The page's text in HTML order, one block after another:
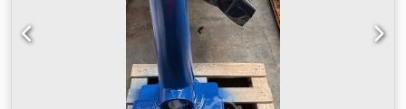
Komponenten:Hochpräzise Linearführungsschiene:
FZSHochpräzise Zahnstange: Strronse
(Deutschland)Hochpräzises Untersetzungsgetriebe:
Techmech (Deutschland)Servomotor und Treiber:
Schneider / Inovance (China)Elektrisch gesteuerte
Proportionalventile: